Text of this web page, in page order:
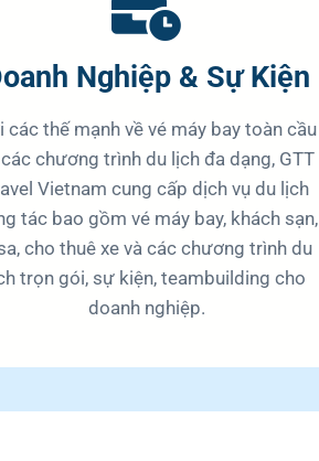
Nghiệp & Sự Kiện
các thế mạnh về vé máy bay toàn cầu
chương trình du lịch đa dạng, GTT
Vietnam cung cấp dịch vụ du lịch
tác bao gồm vé máy bay, khách sạn,
cho thuê xe và các chương trình du
trọn gói, sự kiện, teambuilding cho
doanh nghiệp.